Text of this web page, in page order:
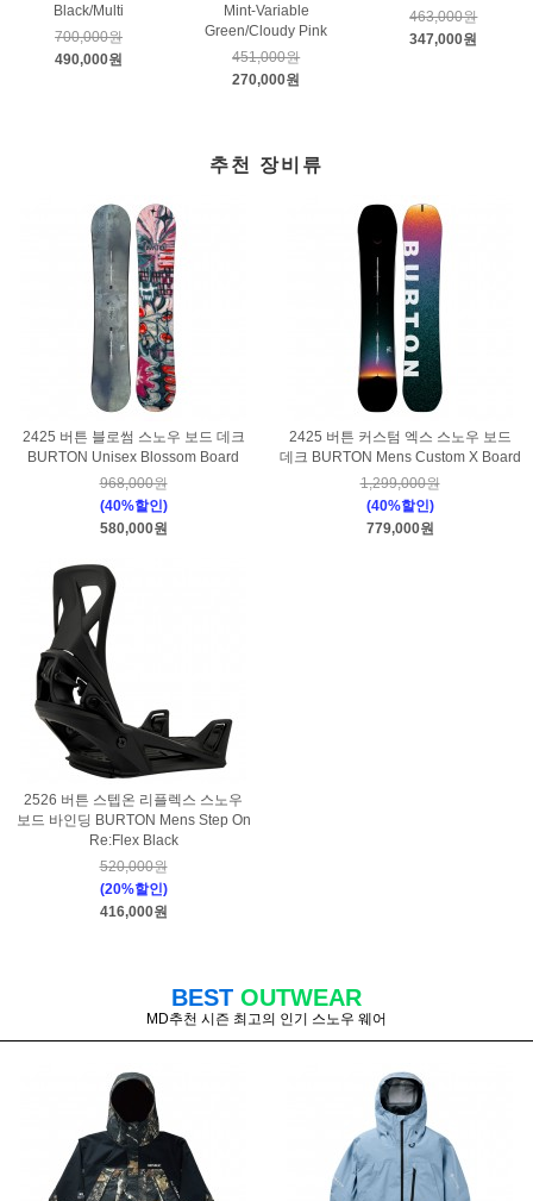
Black/Multi
700,000원
490,000원
Mint-Variable
Green/Cloudy Pink
451,000원
270,000원
463,000원
347,000원
추천 장비류
2425 버튼 블로썸 스노우 보드 데크
BURTON Unisex Blossom Board
968,000원
(40%할인)
580,000원
2425 버튼 커스텀 엑스 스노우 보드
데크 BURTON Mens Custom X Board
1,299,000원
(40%할인)
779,000원
2526 버튼 스텝온 리플렉스 스노우
보드 바인딩 BURTON Mens Step On
Re:Flex Black
520,000원
(20%할인)
416,000원
BEST OUTWEAR
MD추천 시즌 최고의 인기 스노우 웨어